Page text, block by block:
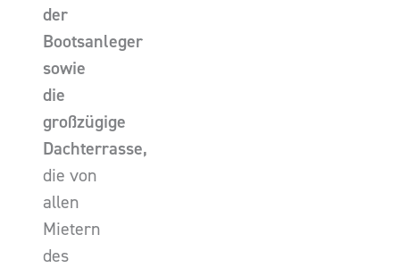
der
Bootsanleger
sowie
die
großzügige
Dachterrasse,
die von
allen
Mietern
des